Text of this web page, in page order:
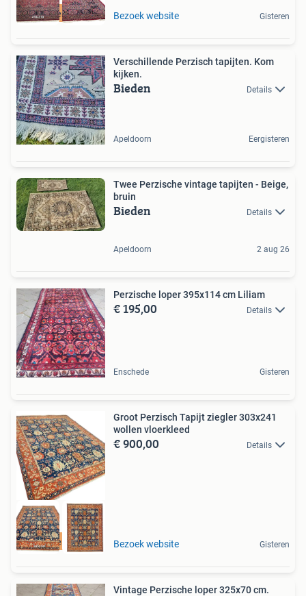
Gratis verzending Bezoek website Gisteren
Verschillende Perzisch tapijten. Kom
kijken.
Bieden Details
Apeldoorn Eergisteren
Twee Perzische vintage tapijten - Beige,
bruin
Bieden Details
Apeldoorn 2 aug 26
Perzische loper 395x114 cm Liliam
€ 195,00 Details
Enschede Gisteren
Gratis verzending
Groot Perzisch Tapijt ziegler 303x241
wollen vloerkleed
€ 900,00 Details
Bezoek website Gisteren
Vintage Perzische loper 325x70 cm.